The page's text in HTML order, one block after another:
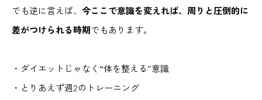
でも逆に言えば、 今ここで意識を変えれば、周りと圧倒的に
差がつけられる時期でもあります。
・ダイエットじゃなく“体を整える”意識
・とりあえず週2のトレーニング